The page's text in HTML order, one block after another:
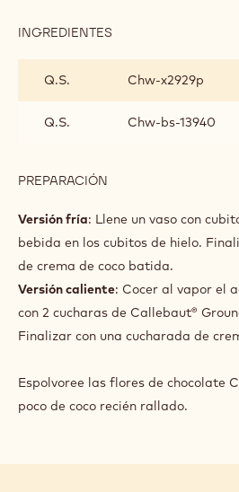
INGREDIENTES
Q.S.
Chw-x2929p
Q.S. Chw-bs-13940
PREPARACIÓN
Versión fría: Llene un vaso con
bebida en los cubitos de hielo.
de crema de coco batida.
Versión caliente: Cocer al vapor el
con 2 cucharas de Callebaut®
Finalizar con una cucharada de
Espolvoree las flores de chocolate
poco de coco recién rallado.